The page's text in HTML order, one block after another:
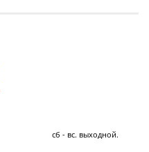
- вс. выходной.